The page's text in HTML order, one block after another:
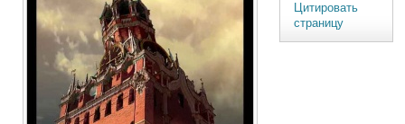
Цитировать
страницу